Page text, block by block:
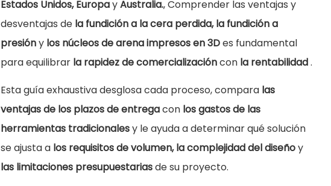
Estados Unidos, EuropayAustralia.,Comprender las ventajas y
desventajas de la fundición a la cera perdida, la fundición a
presióny los núcleos de arena impresos en 3Des fundamental
para equilibrar la rapidez de comercializacióncon la rentabilidad.
Esta guía exhaustiva desglosa cada proceso, compara las
ventajas de los plazos de entregacon los gastos de las
herramientas tradicionalesy le ayuda a determinar qué solución
se ajusta a los requisitos de volumen, la complejidad del diseñoy
las limitaciones presupuestariasde su proyecto.